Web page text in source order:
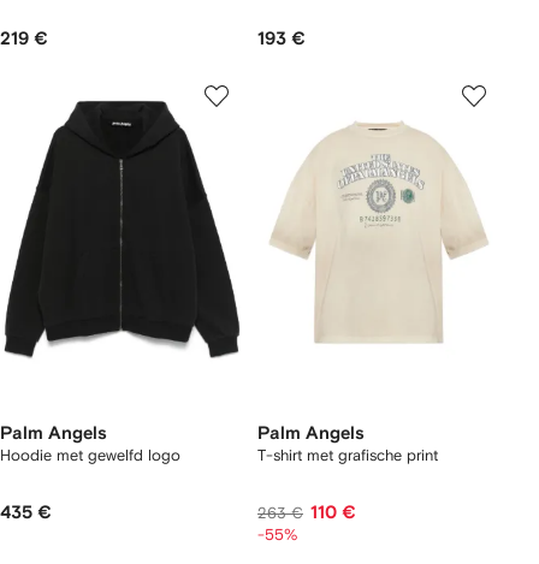
219 € 193 €
Palm Angels
Hoodie met gewelfd logo
435 €
Palm Angels
T-shirt met grafische print
263 € 110 €
-55%